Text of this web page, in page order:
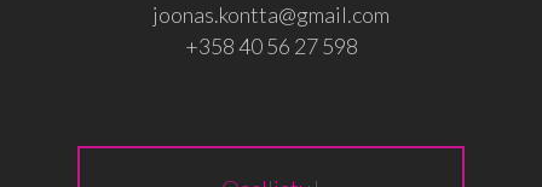
joonas.kontta@gmail.com
+358 40 56 27 598